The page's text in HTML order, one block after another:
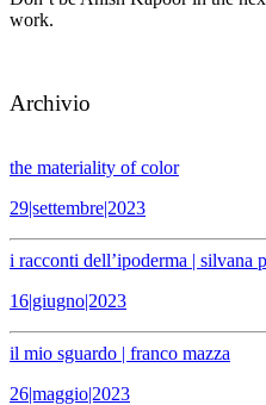
work.
Archivio
the materiality of color
29|settembre|2023
i racconti dell’ipoderma | silvana
16|giugno|2023
il mio sguardo | franco mazza
26|maggio|2023